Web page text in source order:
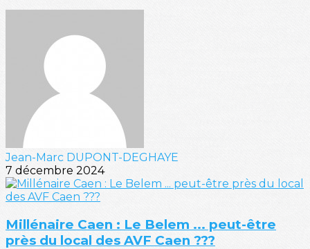
Jean-Marc DUPONT-DEGHAYE
7 décembre 2024
Millénaire Caen : Le Belem ... peut-être
près du local des AVF Caen ???